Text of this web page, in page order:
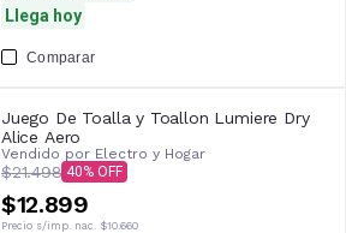
Llega hoy
Comparar
Juego De Toalla y Toallon Lumiere Dry
Alice Aero
Vendido por Electro y Hogar
$21.498 40
$12.899
Precio s/imp. nac. $10.660